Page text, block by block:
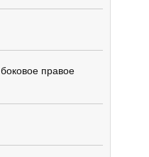
боковое правое